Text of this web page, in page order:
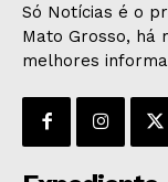
ESPORTES
ECONOMIA
GERAL
EDUCAÇÃO
Só Notícias é o
Mato Grosso, há
melhores